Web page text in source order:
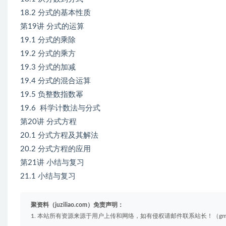
18.2 分式的基本性质
第19讲 分式的运算
19.1 分式的乘除
19.2 分式的乘方
19.3 分式的加减
19.4 分式的混合运算
19.5 负整数指数幂
19.6 科学计数法与分式
第20讲 分式方程
20.1 分式方程及其解法
20.2 分式方程的应用
第21讲 小结与复习
21.1 小结与复习
聚资料（juziliao.com）免责声明：
1. 本站所有资源来源于用户上传和网络，如有侵权请邮件联系站长！（